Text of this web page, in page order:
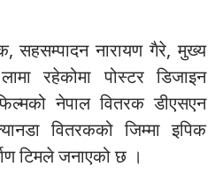
सहसम्पादन नारायण गैरे, मुख्य
रहेकोमा पोस्टर डिजाइन
नेपाल वितरक डीएसएन
वितरकको जिम्मा इपिक
टिमले जनाएको छ ।